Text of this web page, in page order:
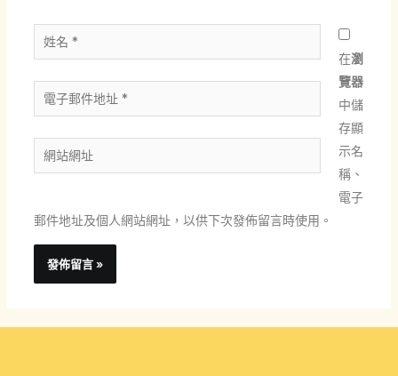
名
*
電
子
郵
件
*
站
址
在瀏
覽器
中儲
存顯
示名
稱、
電子
郵件地址及個人網站網址，以供下次發佈留言時使用。